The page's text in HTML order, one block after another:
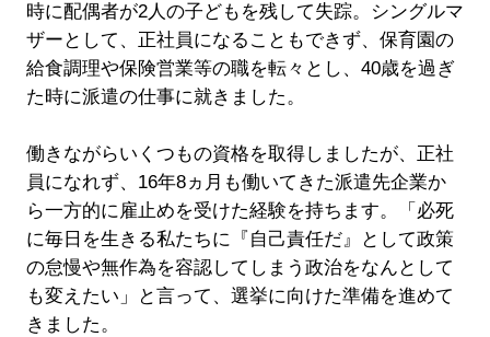
時に配偶者が2人の子どもを残して失踪。シングルマ
ザーとして、正社員になることもできず、保育園の
給食調理や保険営業等の職を転々とし、40歳を過ぎ
た時に派遣の仕事に就きました。
働きながらいくつもの資格を取得しましたが、正社
員になれず、16年8ヵ月も働いてきた派遣先企業か
ら一方的に雇止めを受けた経験を持ちます。「必死
に毎日を生きる私たちに『自己責任だ』として政策
の怠慢や無作為を容認してしまう政治をなんとして
も変えたい」と言って、選挙に向けた準備を進めて
きました。